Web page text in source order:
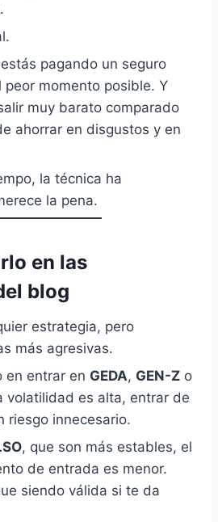
pagando un seguro
peor momento posible. Y
muy barato comparado
ahorrar en disgustos y en
la técnica ha
la pena.
en las
blog
estrategia, pero
más agresivas.
en entrar en GEDA, GEN-Z o
volatilidad es alta, entrar de
riesgo innecesario.
, que son más estables, el
de entrada es menor.
siendo válida si te da